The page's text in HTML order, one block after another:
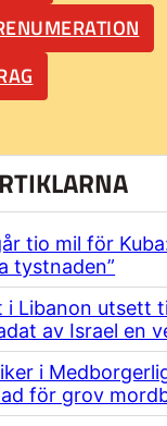
tio mil för
tystnaden”
i Libanon utsett
av Israel en
i
för grov